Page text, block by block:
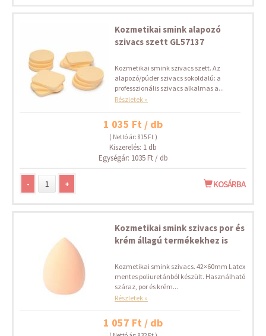
Kozmetikai smink alapozó
szivacs szett GL57137
Kozmetikai smink szivacs szett. Az
alapozó/púder szivacs sokoldalú: a
professzionális szivacs alkalmas a...
Részletek »
1 035 Ft / db
( Nettó ár: 815 Ft )
Kiszerelés: 1 db
Egységár: 1035 Ft / db
- + KOSÁRBA
Kozmetikai smink szivacs por és
krém állagú termékekhez is
Kozmetikai smink szivacs. 42×60mm Latex
mentes poliuretánból készült. Használható
száraz, por és krém...
Részletek »
1 057 Ft / db